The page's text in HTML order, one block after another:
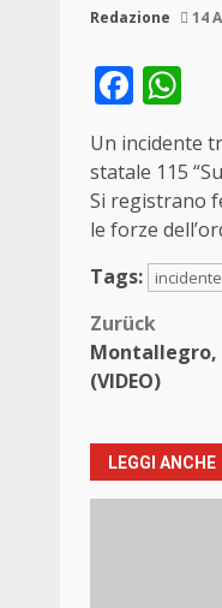
Redazione 14
Un incidente
statale 115
Si registrano
le forze
Tags:
Zurück
Montallegro,
(VIDEO)
LEGGI ANCHE